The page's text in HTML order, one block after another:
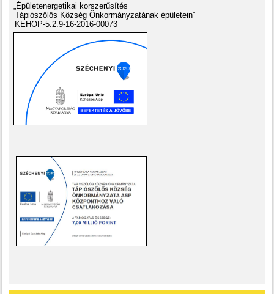
„Épületenergetikai korszerűsítés
Tápiószőlős Község Önkormányzatának épületein”
KEHOP-5.2.9-16-2016-00073